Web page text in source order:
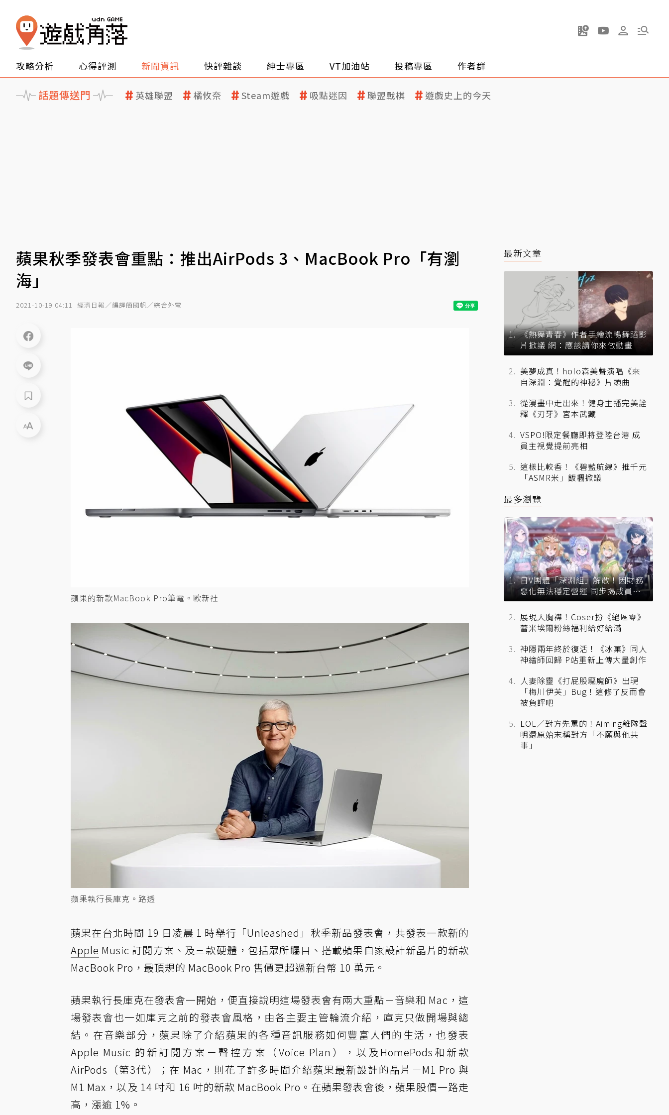
攻略分析 心得評測 新聞資訊 快評雜談 紳士專區 VT加油站 投稿專區 作者群
話題傳送門 英雄聯盟 橘攸奈 Steam遊戲 吸點迷因 聯盟戰棋 遊戲史上的今天
蘋果秋季發表會重點：推出AirPods 3、MacBook Pro「有瀏
海」
2021-10-19 04:11 經濟日報／編譯簡國帆／綜合外電
蘋果的新款MacBook Pro筆電。歐新社
蘋果執行長庫克。路透
蘋果在台北時間 19 日凌晨 1 時舉行「Unleashed」秋季新品發表會，共發表一款新的
Apple Music 訂閱方案、及三款硬體，包括眾所矚目、搭載蘋果自家設計新晶片的新款
MacBook Pro，最頂規的 MacBook Pro 售價更超過新台幣 10 萬元。
蘋果執行長庫克在發表會一開始，便直接說明這場發表會有兩大重點－音樂和 Mac，這
場發表會也一如庫克之前的發表會風格，由各主要主管輪流介紹，庫克只做開場與總
結。在音樂部分，蘋果除了介紹蘋果的各種音訊服務如何豐富人們的生活，也發表
Apple Music 的新訂閱方案－聲控方案（Voice Plan），以及HomePods和新款
AirPods（第3代）；在 Mac，則花了許多時間介紹蘋果最新設計的晶片－M1 Pro 與
M1 Max，以及 14 吋和 16 吋的新款 MacBook Pro。在蘋果發表會後，蘋果股價一路走
高，漲逾 1%。
最新文章
《熱舞青春》作者手繪流暢舞蹈影
片掀議 網：應該請你來做動畫
美夢成真！holo森美聲演唱《來
自深淵：覺醒的神秘》片頭曲
從漫畫中走出來！健身主播完美詮
釋《刃牙》宮本武藏
VSPO!限定餐廳即將登陸台港 成
員主視覺提前亮相
這樣比較香！《碧藍航線》推千元
「ASMR米」飯糰掀議
最多瀏覽
日V團體「深淵組」解散！因財務
惡化無法穩定營運 同步揭成員未
來去向
展現大胸襟！Coser扮《絕區零》
蕾米埃爾粉絲福利給好給滿
神隱兩年終於復活！《冰菓》同人
神繪師回歸 P站重新上傳大量創作
人妻除靈《打屁股驅魔師》出現
「梅川伊芙」Bug！這修了反而會
被負評吧
LOL／對方先罵的！Aiming離隊聲
明還原始末稱對方「不願與他共
事」